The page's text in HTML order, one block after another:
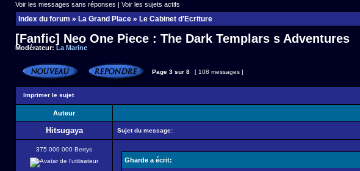
Voir les messages sans réponses | Voir les sujets actifs
Index du forum » La Grand Place » Le Cabinet d'Ecriture
[Fanfic] Neo One Piece : The Dark Templars s Adventures
Modérateur:La Marine
Page 3 sur 8 [ 108 messages ]
Imprimer le sujet
Auteur
Hitsugaya Sujet du message:
375 000 000 Berrys
Gharde a écrit: